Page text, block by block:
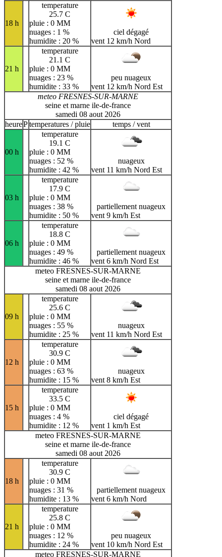
18 h
temperature
25.7 C
pluie : 0 MM
nuages : 1 %
humidite : 20 %
ciel dégagé
vent 12 km/h Nord
21 h
temperature
21.1 C
pluie : 0 MM
nuages : 23 %
humidite : 33 %
peu nuageux
vent 12 km/h Nord Est
meteo FRESNES-SUR-MARNE
seine et marne ile-de-france
samedi 08 aout 2026
heurePtemperatures / pluie temps / vent
00 h
temperature
19.1 C
pluie : 0 MM
nuages : 52 %
humidite : 42 %
nuageux
vent 11 km/h Nord Est
03 h
temperature
17.9 C
pluie : 0 MM
nuages : 38 %
humidite : 50 %
partiellement nuageux
vent 9 km/h Est
06 h
temperature
18.8 C
pluie : 0 MM
nuages : 49 %
humidite : 46 %
partiellement nuageux
vent 6 km/h Nord Est
meteo FRESNES-SUR-MARNE
seine et marne ile-de-france
samedi 08 aout 2026
09 h
temperature
25.6 C
pluie : 0 MM
nuages : 55 %
humidite : 25 %
nuageux
vent 11 km/h Nord Est
12 h
temperature
30.9 C
pluie : 0 MM
nuages : 63 %
humidite : 15 %
nuageux
vent 8 km/h Est
15 h
temperature
33.5 C
pluie : 0 MM
nuages : 4 %
humidite : 12 %
ciel dégagé
vent 1 km/h Est
meteo FRESNES-SUR-MARNE
seine et marne ile-de-france
samedi 08 aout 2026
18 h
temperature
30.9 C
pluie : 0 MM
nuages : 31 %
humidite : 13 %
partiellement nuageux
vent 6 km/h Nord
21 h
temperature
25.8 C
pluie : 0 MM
nuages : 12 %
humidite : 24 %
peu nuageux
vent 10 km/h Nord Est
meteo FRESNES-SUR-MARNE